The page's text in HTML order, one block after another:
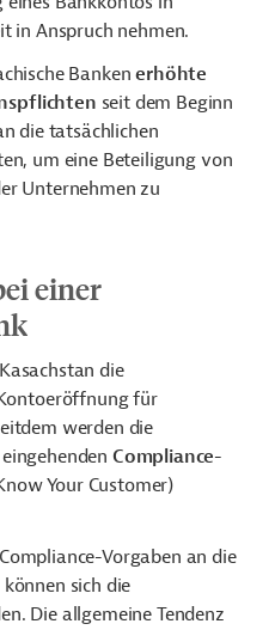
in Anspruch nehmen.
Bankenerhöhte
seit dem Beginn
die tatsächlichen
um eine Beteiligung von
Unternehmen zu
einer
die
für
werden die
Compliance-
Your Customer)
Vorgaben an die
sich die
Die allgemeine Tendenz